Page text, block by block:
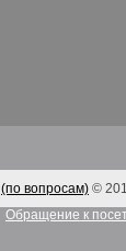
(по вопросам) ©
Обращение к